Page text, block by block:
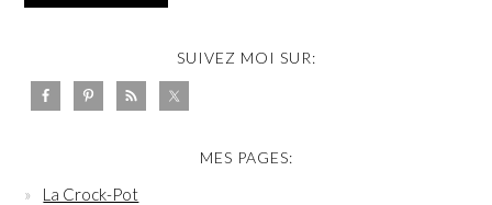
SUIVEZ MOI SUR:
MES PAGES:
La Crock-Pot